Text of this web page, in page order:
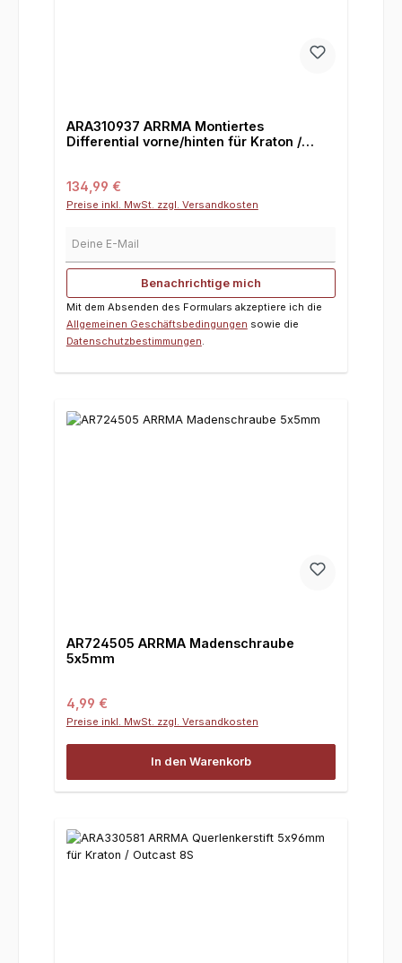
ARA310937 ARRMA Montiertes
Differential vorne/hinten für Kraton /
Regulärer Preis:
134,99 €
Preise inkl. MwSt. zzgl. Versandkosten
Benachrichtige mich
Mit dem Absenden des Formulars akzeptiere ich die
Allgemeinen Geschäftsbedingungen sowie die
Datenschutzbestimmungen.
AR724505 ARRMA Madenschraube
5x5mm
Regulärer Preis:
4,99 €
Preise inkl. MwSt. zzgl. Versandkosten
In den Warenkorb